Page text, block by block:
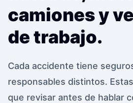
camiones y
de trabajo.
Cada accidente tiene
responsables distintos.
que revisar antes de hablar